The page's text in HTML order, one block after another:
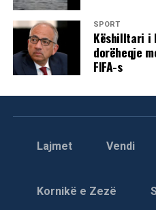
SPORT
Këshilltari i
dorëheqje
FIFA-s
Lajmet Vendi
Kornikë e Zezë